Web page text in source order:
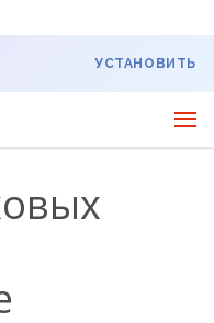
УСТАНОВИТЬ